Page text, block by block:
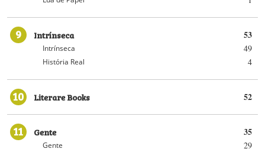
9 53
Intrínseca
49
Intrínseca
4
História Real
10 52
Literare Books
11 35
Gente
29
Gente